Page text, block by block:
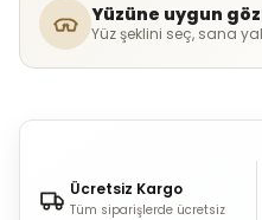
Yüzüne uygun
Yüz şeklini seç, sana
Ücretsiz Kargo
Tüm siparişlerde ücretsiz